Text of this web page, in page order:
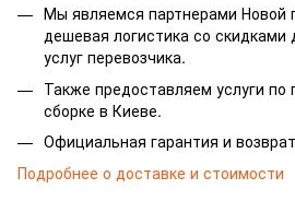
Мы являемся партнерами Новой
дешевая логистика со скидками
услуг перевозчика.
Также предоставляем услуги по
сборке в Киеве.
Официальная гарантия и
Подробнее о доставке и стоимости